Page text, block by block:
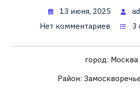
13 июня, 2025
Нет комментариев
3
город: Москва
Район: